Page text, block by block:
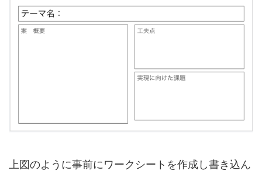
上図のように事前にワークシートを作成し書き込ん